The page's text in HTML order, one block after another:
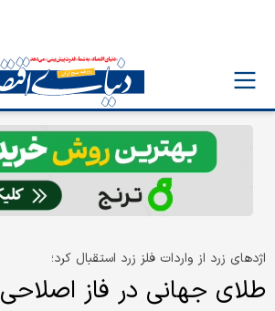
اژدهای زرد از واردات فلز زرد استقبال کرد؛
طلای جهانی در فاز اصلاحی